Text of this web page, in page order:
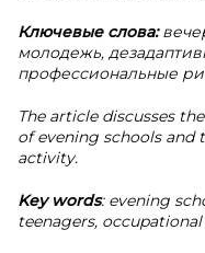
Ключевые слова:
молодежь,
профессиональные
The article discusses
of evening schools and
activity.
Key words: evening
teenagers,